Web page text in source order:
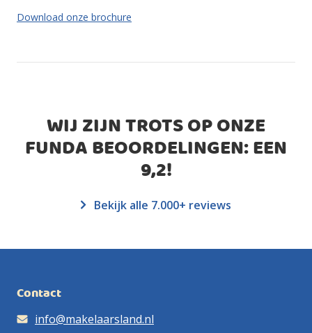
Download onze brochure
WIJ ZIJN TROTS OP ONZE
FUNDA BEOORDELINGEN: EEN
9,2!
Bekijk alle 7.000+ reviews
Contact
info@makelaarsland.nl